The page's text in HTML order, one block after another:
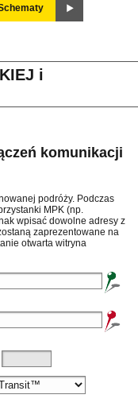
i
komunikacji
podróży. Podczas
MPK (np.
wpisać dowolne adresy z
zaprezentowane na
otwarta witryna